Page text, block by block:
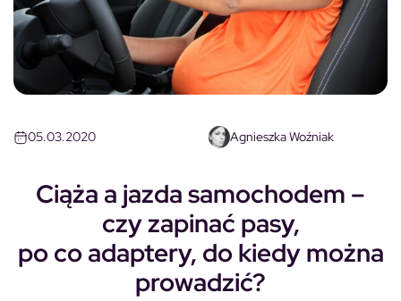
05.03.2020 Agnieszka Woźniak
Ciąża a jazda samochodem –
czy zapinać pasy,
po co adaptery, do kiedy można
prowadzić?